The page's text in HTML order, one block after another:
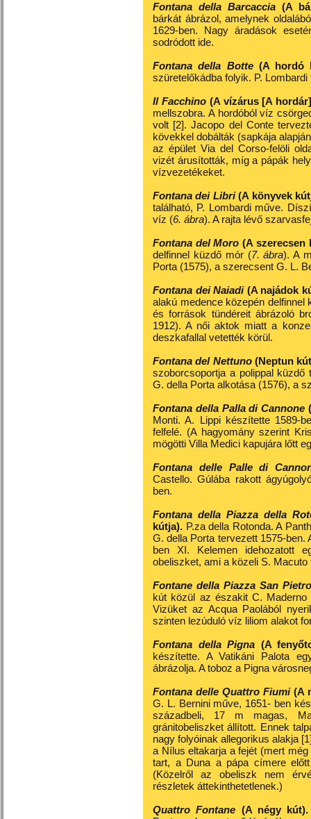
Fontana della Barcaccia (A
bárkát ábrázol, amelynek
1629-ben. Nagy áradások
sodródott ide.
Fontana della Botte (A hordó
szüretelőkádba folyik. P. Lombardi
Il Facchino (A vízárus [A
mellszobra. A hordóból víz
volt [2]. Jacopo del Conte
kövekkel dobálták (sapkája
az épület Via del Corso-felöli
vizét árusították, míg a pápák
vízvezetékeket.
Fontana dei Libri(A könyvek
található, P. Lombardi műve.
víz (6. ábra). A rajta lévő
Fontana del Moro(A szerecsen
delfinnel küzdő mór (7. ábra). A
Porta (1575), a szerecsent G. L.
Fontana dei Naiadi (A najádok
alakú medence közepén
és források tündéreit ábrázoló
1912). A női aktok miatt a
deszkafallal vetették körül.
Fontana del Nettuno (Neptun
szoborcsoportja a polippal küzdő
G. della Porta alkotása (1576), a
Fontana della Palla di Cannone
Monti. A. Lippi készítette 1589-
felfelé. (A hagyomány szerint
mögötti Villa Medici kapujára lőtt
Fontana delle Palle di
Castello. Gúlába rakott
ben.
Fontana della Piazza della
kútja). P.za della Rotonda. A
G. della Porta tervezett 1575-ben.
ben XI. Kelemen idehozatott
obeliszket, ami a közeli S.
Fontane della Piazza San
kút közül az északit C.
Vizüket az Acqua Paolából
szinten lezúduló víz liliom alakot
Fontana della Pigna (A
készítette. A Vatikáni Palota
ábrázolja. A toboz a Pigna
Fontana delle Quattro Fiumi(A
G. L. Bernini műve, 1651- ben
századbeli, 17 m magas,
gránitobeliszket állított. Ennek
nagy folyóinak allegorikus alakja
a Nílus eltakarja a fejét (mert
tart, a Duna a pápa címere
(Közelről az obeliszk nem
részletek áttekinthetetlenek.)
Quattro Fontane (A négy kút).